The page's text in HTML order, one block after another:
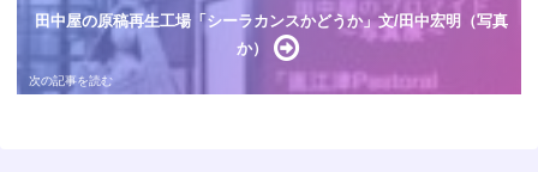
田中屋の原稿再生工場「シーラカンスかどうか」文/田中宏明（写真
か）